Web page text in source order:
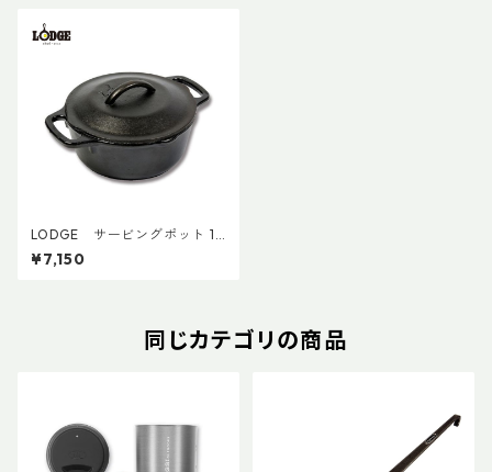
LODGE サービングポット 1Q
T
¥7,150
同じカテゴリの商品